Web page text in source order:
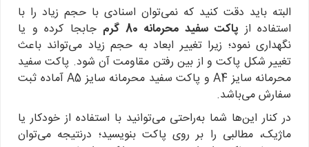
البته باید دقت کنید که نمی‌توان اسنادی با حجم زیاد را با
استفاده از پاکت سفید محرمانه 80 گرم
جابجا کرده و یا
نگهداری نمود؛ زیرا تغییر ابعاد به حجم زیاد می‌تواند باعث
تغییر شکل پاکت و از بین رفتن مقاومت آن شود. پاکت سفید
محرمانه سایز A4 و پاکت سفید محرمانه سایز A5 آماده ثبت
سفارش می‌باشد.
در کنار این‌ها شما به‌راحتی می‌توانید با استفاده از خودکار یا
ماژیک، مطالبی را بر روی پاکت بنویسید؛ درنتیجه می‌توان